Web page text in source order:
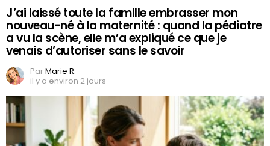
J’ai laissé toute la famille embrasser mon
nouveau-né à la maternité : quand la pédiatre
a vu la scène, elle m’a expliqué ce que je
venais d’autoriser sans le savoir
ParMarie R.
il y a environ 2 jours